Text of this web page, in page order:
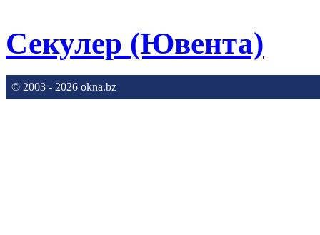
Секулер (Ювента)
© 2003 - 2026 okna.bz